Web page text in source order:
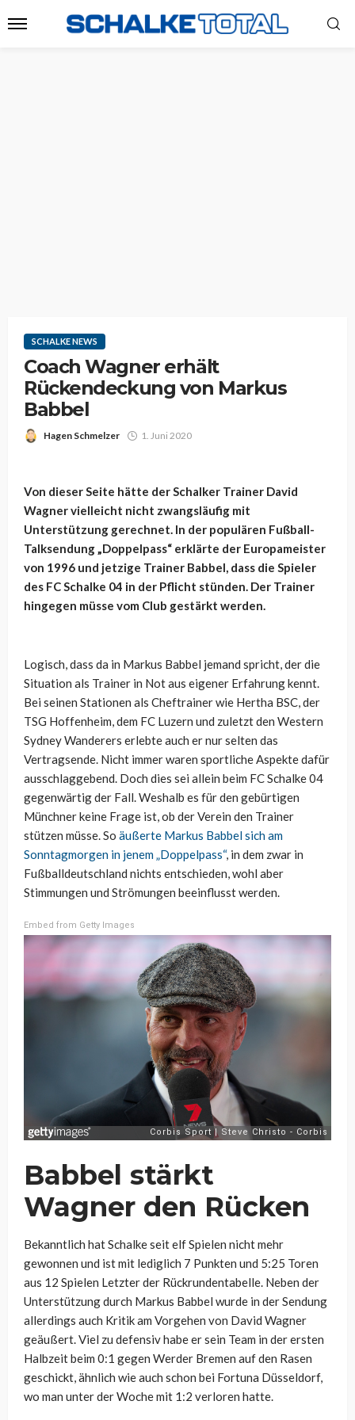
SCHALKE NEWS
Coach Wagner erhält
Rückendeckung von Markus
Babbel
Hagen Schmelzer 1. Juni 2020
Von dieser Seite hätte der Schalker Trainer David
Wagner vielleicht nicht zwangsläufig mit
Unterstützung gerechnet. In der populären Fußball-
Talksendung „Doppelpass“ erklärte der Europameister
von 1996 und jetzige Trainer Babbel, dass die Spieler
des FC Schalke 04 in der Pflicht stünden. Der Trainer
hingegen müsse vom Club gestärkt werden.
Logisch, dass da in Markus Babbel jemand spricht, der die
Situation als Trainer in Not aus eigener Erfahrung kennt.
Bei seinen Stationen als Cheftrainer wie Hertha BSC, der
TSG Hoffenheim, dem FC Luzern und zuletzt den Western
Sydney Wanderers erlebte auch er nur selten das
Vertragsende. Nicht immer waren sportliche Aspekte dafür
ausschlaggebend. Doch dies sei allein beim FC Schalke 04
gegenwärtig der Fall. Weshalb es für den gebürtigen
Münchner keine Frage ist, ob der Verein den Trainer
stützen müsse. So äußerte Markus Babbel sich am
Sonntagmorgen in jenem „Doppelpass“, in dem zwar in
Fußballdeutschland nichts entschieden, wohl aber
Stimmungen und Strömungen beeinflusst werden.
Embed from Getty Images
Babbel stärkt
Wagner den Rücken
Bekanntlich hat Schalke seit elf Spielen nicht mehr
gewonnen und ist mit lediglich 7 Punkten und 5:25 Toren
aus 12 Spielen Letzter der Rückrundentabelle. Neben der
Unterstützung durch Markus Babbel wurde in der Sendung
allerdings auch Kritik am Vorgehen von David Wagner
geäußert. Viel zu defensiv habe er sein Team in der ersten
Halbzeit beim 0:1 gegen Werder Bremen auf den Rasen
geschickt, ähnlich wie auch schon bei Fortuna Düsseldorf,
wo man unter der Woche mit 1:2 verloren hatte.